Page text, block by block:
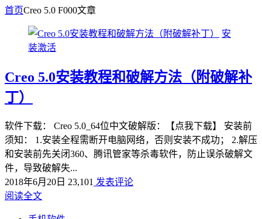
首页Creo 5.0 F000文章
安
装激活
Creo 5.0安装教程和破解方法（附破解补
丁）
软件下载： Creo 5.0_64位中文破解版：【点我下载】 安装前
须知： 1.安装全程需断开电脑网络，否则安装不成功； 2.解压
和安装前先关闭360、腾讯管家等杀毒软件，防止误杀破解文
件，导致破解失...
2018年6月20日 23,101 发表评论
阅读全文